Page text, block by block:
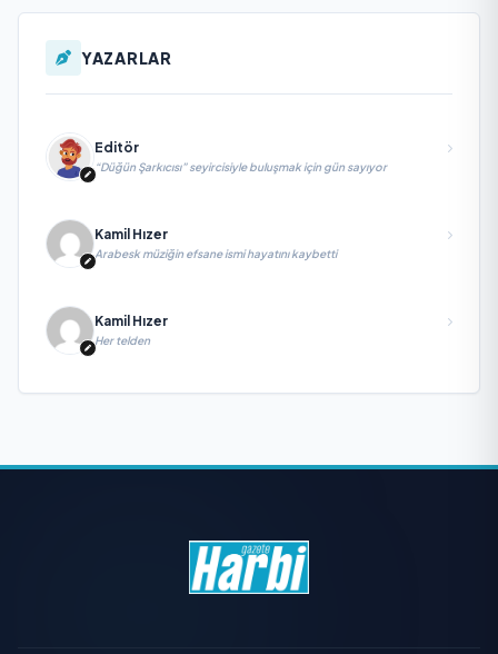
YAZARLAR
Editör
“Düğün Şarkıcısı” seyircisiyle buluşmak için gün sayıyor
Kamil Hızer
Arabesk müziğin efsane ismi hayatını kaybetti
Kamil Hızer
Her telden